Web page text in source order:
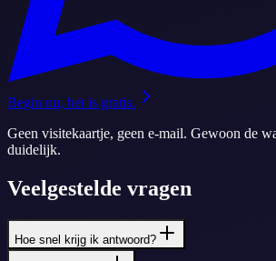
Begin nu, het is gratis.
Geen visitekaartje, geen e-mail. Gewoon de
duidelijk.
Veelgestelde vragen
Hoe snel krijg ik antwoord?